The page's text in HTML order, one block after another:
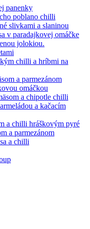
panenky
poblano chilli
slivkami a slaninou
v paradajkovej omáčke
jolokiou.
chilli a hríbmi na
a parmezánom
omáčkou
a chipotle chilli
a kačacím
a chilli hráškovým pyré
a parmezánom
a chilli